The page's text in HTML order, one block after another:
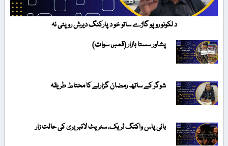
د لکونو روپو گاڑے ساتو خو د پارکنگ دیرش روپئی نہ
پشاور سستا بازار (قمبر، سوات)
شوگر کے ساتھ رمضان گزارنے کا محتاط طریقہ
بائی پاس واکنگ ٹریک، سٹریٹ لائبریری کی حالت زار